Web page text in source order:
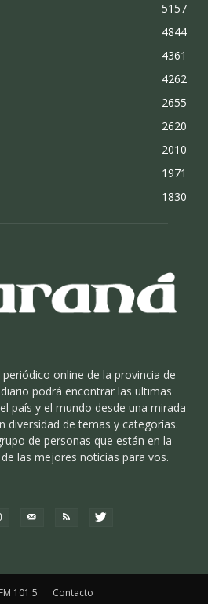
5157
4844
4361
4262
2655
2620
2010
1971
1830
online de la provincia de
podrá encontrar las ultimas
país y el mundo desde una mirada
diversidad de temas y categorías.
de personas que están en la
las mejores noticias para vos.
101.5 Contacto